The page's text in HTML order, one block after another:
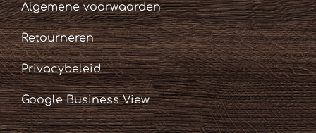
Algemene voorwaarden
Retourneren
Privacybeleid
Google Business View